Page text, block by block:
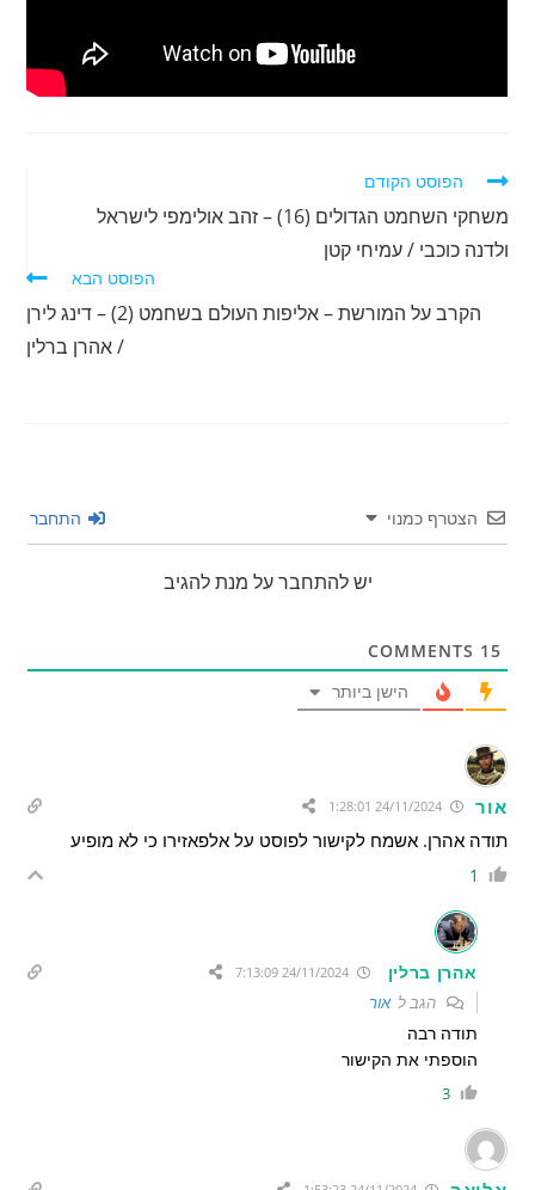
לקרוא
נוספים
הפוסט הקודם
משחקי השחמט הגדולים (16) – זהב אולימפי לישראל
ולדנה כוכבי / עמיחי קטן
הפוסט הבא
הקרב על המורשת – אליפות העולם בשחמט (2) – דינג לירן
/ אהרן ברלין
הצטרף כמנוי התחבר
יש להתחבר על מנת להגיב
15
הישן ביותר
אור
תודה אהרן. אשמח לקישור לפוסט על אלפאזירו כי לא מופיע
1
אהרן ברלין 24/11/2024 7:13:09
הגב לאור
תודה רבה
הוספתי את הקישור
3